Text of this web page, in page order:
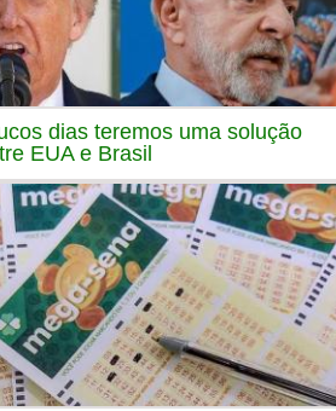
dias teremos uma solução
EUA e Brasil